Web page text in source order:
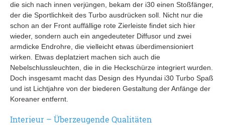
die sich nach innen verjüngen, bekam der i30 einen Stoßfänger,
der die Sportlichkeit des Turbo ausdrücken soll. Nicht nur die
schon an der Front auffällige rote Zierleiste findet sich hier
wieder, sondern auch ein angedeuteter Diffusor und zwei
armdicke Endrohre, die vielleicht etwas überdimensioniert
wirken. Etwas deplatziert machen sich auch die
Nebelschlussleuchten, die in die Heckschürze integriert wurden.
Doch insgesamt macht das Design des Hyundai i30 Turbo Spaß
und ist Lichtjahre von der biederen Gestaltung der Anfänge der
Koreaner entfernt.
Interieur – Überzeugende Qualitäten